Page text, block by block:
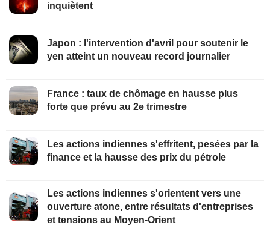
inquiètent
Japon : l'intervention d'avril pour soutenir le
yen atteint un nouveau record journalier
France : taux de chômage en hausse plus
forte que prévu au 2e trimestre
Les actions indiennes s'effritent, pesées par la
finance et la hausse des prix du pétrole
Les actions indiennes s'orientent vers une
ouverture atone, entre résultats d'entreprises
et tensions au Moyen-Orient